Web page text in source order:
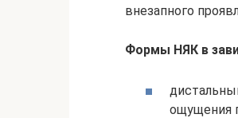
внезапного
Формы НЯК в
ощущения